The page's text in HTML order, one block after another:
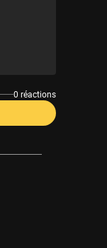
0 réactions